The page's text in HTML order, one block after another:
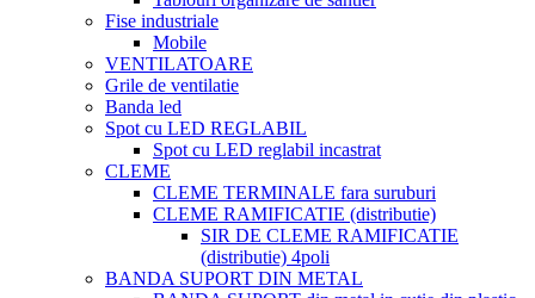
Fise industriale
Mobile
VENTILATOARE
Grile de ventilatie
Banda led
Spot cu LED REGLABIL
Spot cu LED reglabil incastrat
CLEME
CLEME TERMINALE fara suruburi
CLEME RAMIFICATIE (distributie)
SIR DE CLEME RAMIFICATIE
(distributie) 4poli
BANDA SUPORT DIN METAL